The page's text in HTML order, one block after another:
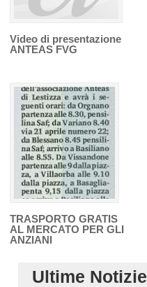
Video di presentazione
ANTEAS FVG
TRASPORTO GRATIS
AL MERCATO PER GLI
ANZIANI
Ultime Notizie